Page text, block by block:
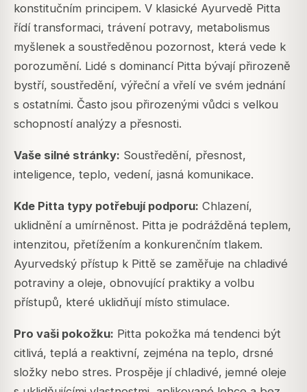
konstitučním principem. V klasické Ayurvedě Pitta
řídí transformaci, trávení potravy, metabolismus
myšlenek a soustředěnou pozornost, která vede k
porozumění. Lidé s dominancí Pitta bývají přirozeně
bystří, soustředění, výřeční a vřelí ve svém jednání
s ostatními. Často jsou přirozenými vůdci s velkou
schopností analýzy a přesnosti.
Vaše silné stránky: Soustředění, přesnost,
inteligence, teplo, vedení, jasná komunikace.
Kde Pitta typy potřebují podporu: Chlazení,
uklidnění a umírněnost. Pitta je podrážděná teplem,
intenzitou, přetížením a konkurenčním tlakem.
Ayurvedský přístup k Pittě se zaměřuje na chladivé
potraviny a oleje, obnovující praktiky a volbu
přístupů, které uklidňují místo stimulace.
Pro vaši pokožku: Pitta pokožka má tendenci být
citlivá, teplá a reaktivní, zejména na teplo, drsné
složky nebo stres. Prospěje jí chladivé, jemné oleje